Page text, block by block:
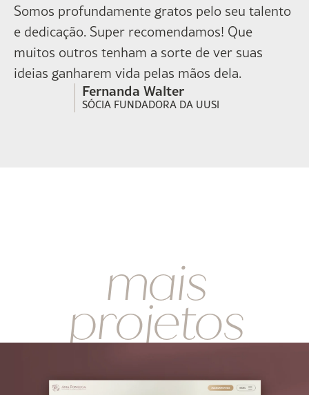
Somos profundamente gratos pelo seu talento
e dedicação. Super recomendamos! Que
muitos outros tenham a sorte de ver suas
ideias ganharem vida pelas mãos dela.
Fernanda Walter
SÓCIA FUNDADORA DA UUSI
mais
projetos